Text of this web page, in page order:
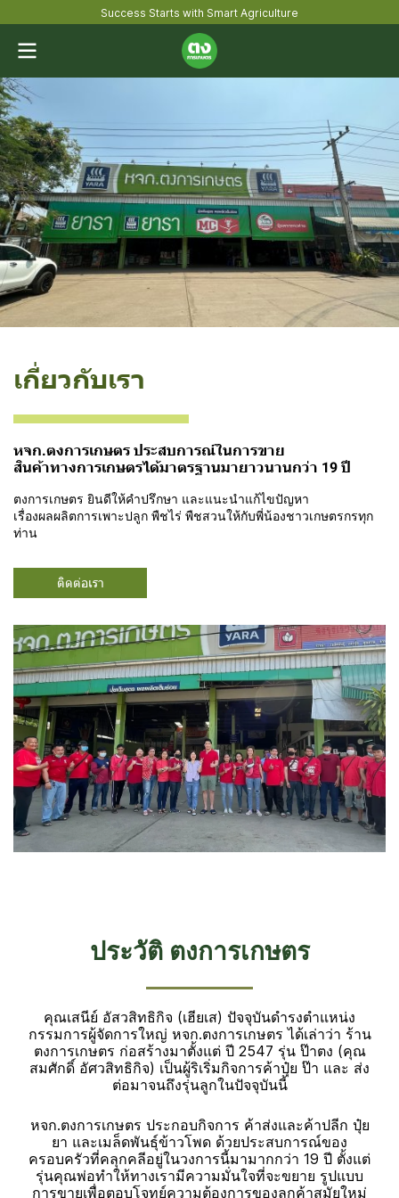
Success Starts with Smart Agriculture
เกี่ยวกับเรา
หจก.ตงการเกษตร ประสบการณ์ในการขาย
สินค้าทางการเกษตรได้มาตรฐานมายาวนานกว่า 19 ปี
ตงการเกษตร ยินดีให้คำปรึกษา และแนะนำแก้ไขปัญหา
เรื่องผลผลิตการเพาะปลูก พืชไร่ พืชสวนให้กับพี่น้องชาวเกษตรกรทุก
ท่าน
ติดต่อเรา
ประวัติ ตงการเกษตร
คุณเสนีย์ อัสวสิทธิกิจ (เฮียเส) ปัจจุบันดำรงตำแหน่ง
กรรมการผู้จัดการใหญ่ หจก.ตงการเกษตร ได้เล่าว่า ร้าน
ตงการเกษตร ก่อสร้างมาตั้งแต่ ปี 2547 รุ่น ป๊าตง (คุณ
สมศักดิ์ อัศวสิทธิกิจ) เป็นผู้ริเริ่มกิจการค้าปุ๋ย ป๊า และ ส่ง
ต่อมาจนถึงรุ่นลูกในปัจจุบันนี้
หจก.ตงการเกษตร ประกอบกิจการ ค้าส่งและค้าปลีก ปุ๋ย
ยา และเมล็ดพันธุ์ข้าวโพด ด้วยประสบการณ์ของ
ครอบครัวที่คลุกคลีอยู่ในวงการนี้มามากกว่า 19 ปี ตั้งแต่
รุ่นคุณพ่อทำให้ทางเรามีความมั่นใจที่จะขยาย รูปแบบ
การขายเพื่อตอบโจทย์ความต้องการของลูกค้าสมัยใหม่